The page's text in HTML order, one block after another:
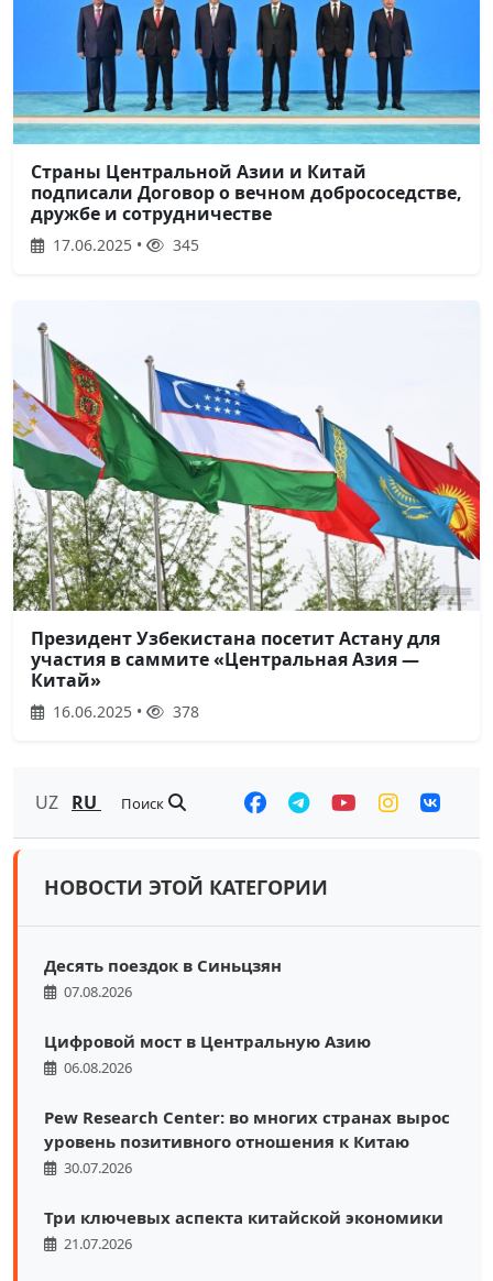
Страны Центральной Азии и Китай
подписали Договор о вечном добрососедстве,
дружбе и сотрудничестве
17.06.2025 • 345
Президент Узбекистана посетит Астану для
участия в саммите «Центральная Азия —
Китай»
16.06.2025 • 378
UZ RU Поиск
НОВОСТИ ЭТОЙ КАТЕГОРИИ
Десять поездок в Синьцзян
07.08.2026
Цифровой мост в Центральную Азию
06.08.2026
Pew Research Center: во многих странах вырос
уровень позитивного отношения к Китаю
30.07.2026
Три ключевых аспекта китайской экономики
21.07.2026